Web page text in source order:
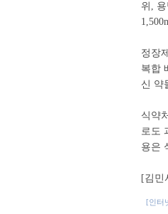
위,
정장
복합
신 약
식약
로도
용은
[김민
[인터